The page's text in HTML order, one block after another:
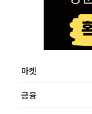
마켓
금융